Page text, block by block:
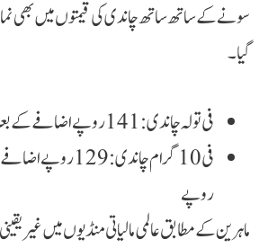
سونے کے ساتھ ساتھ چاندی کی قیمتوں میں بھی
گیا۔
فی تولہ چاندی: 141 روپے اضافے کے بعد 7,314 روپے
روپے
ماہرین کے مطابق عالمی مالیاتی منڈیوں میں غیر